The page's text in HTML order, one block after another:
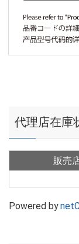
代理店在庫
販売
Powered by